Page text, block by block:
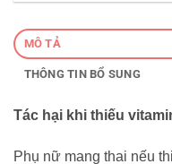
MÔ TẢ
THÔNG TIN BỔ SUNG
Tác hại khi thiếu
Phụ nữ mang thai nếu